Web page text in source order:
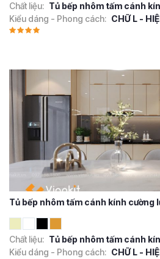
Chất liệu: Tủ bếp nhôm tấm cánh
Kiểu dáng - Phong cách: CHỮ L -
Tủ bếp nhôm tấm cánh kính cường
Chất liệu: Tủ bếp nhôm tấm cánh
Kiểu dáng - Phong cách: CHỮ L -